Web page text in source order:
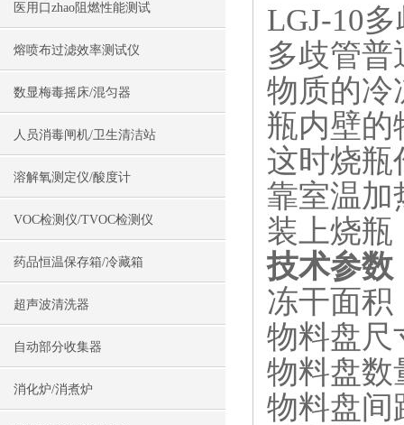
医用口zhao阻燃性能测试
熔喷布过滤效率测试仪
数显梅毒摇床/混匀器
人员消毒闸机/卫生清洁站
溶解氧测定仪/酸度计
VOC检测仪/TVOC检测仪
药品恒温保存箱/冷藏箱
超声波清洗器
自动部分收集器
消化炉/消煮炉
LGJ-10
多歧管
物质的冷
瓶内壁的
这时烧瓶
靠室温加
装上烧瓶
技术参数
冻干面积
物料盘尺
物料盘数
物料盘间